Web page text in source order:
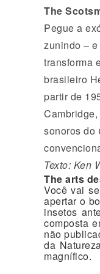
The
Pegue a
zunindo –
transforma
brasileiro
partir de
sonoros do
Texto: Ken
The arts
Você vai
apertar o
insetos
composta
não
da
magnífico.